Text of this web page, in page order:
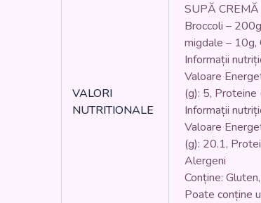
VALORI
NUTRITIONALE
SUPĂ
Broccoli –
migdale – 10g,
Informații
Valoare
(g): 5, Proteine
Informații
Valoare
(g): 20.1,
Alergeni
Conține:
Poate conține